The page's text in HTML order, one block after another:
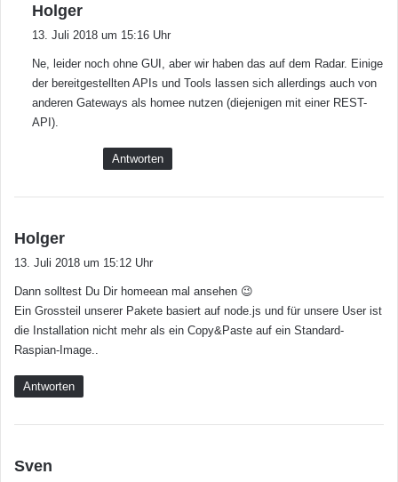
Holger
t
:
13. Juli 2018 um 15:16 Uhr
Ne, leider noch ohne GUI, aber wir haben das auf dem Radar. Einige
der bereitgestellten APIs und Tools lassen sich allerdings auch von
anderen Gateways als homee nutzen (diejenigen mit einer REST-
API).
Antworten
Holger
t
:
13. Juli 2018 um 15:12 Uhr
Dann solltest Du Dir homeean mal ansehen 😉
Ein Grossteil unserer Pakete basiert auf node.js und für unsere User ist
die Installation nicht mehr als ein Copy&Paste auf ein Standard-
Raspian-Image..
Antworten
Sven